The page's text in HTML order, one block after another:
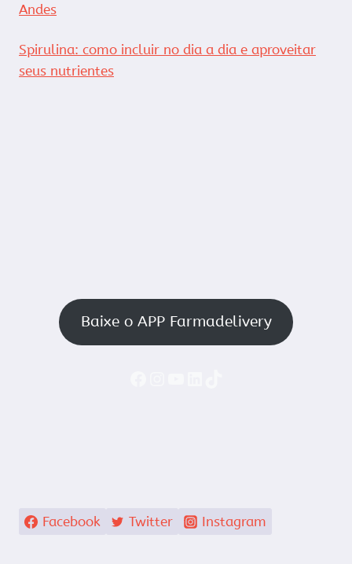
Andes
Spirulina: como incluir no dia a dia e aproveitar
seus nutrientes
Baixe o APP Farmadelivery
Facebook Twitter Instagram